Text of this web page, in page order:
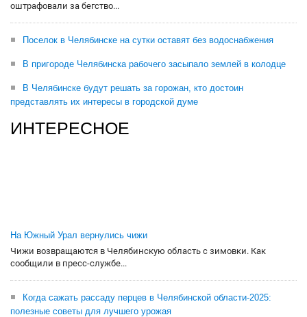
оштрафовали за бегство...
Поселок в Челябинске на сутки оставят без водоснабжения
В пригороде Челябинска рабочего засыпало землей в колодце
В Челябинске будут решать за горожан, кто достоин
представлять их интересы в городской думе
ИНТЕРЕСНОЕ
На Южный Урал вернулись чижи
Чижи возвращаются в Челябинскую область с зимовки. Как
сообщили в пресс-службе...
Когда сажать рассаду перцев в Челябинской области-2025:
полезные советы для лучшего урожая